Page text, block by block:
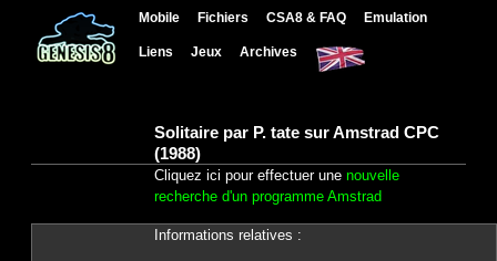
Mobile Fichiers CSA8 & FAQ Emulation
Liens Jeux Archives
Solitaire par P. tate sur Amstrad CPC
(1988)
Cliquez ici pour effectuer une nouvelle
recherche d'un programme Amstrad
Informations relatives :